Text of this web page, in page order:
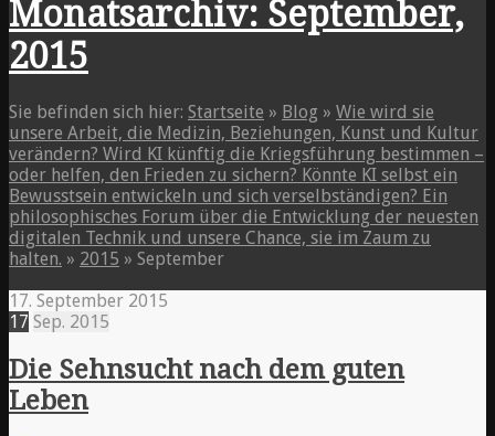
Monatsarchiv: September,
2015
Sie befinden sich hier: Startseite » Blog » Wie wird sie
unsere Arbeit, die Medizin, Beziehungen, Kunst und Kultur
verändern? Wird KI künftig die Kriegsführung bestimmen –
oder helfen, den Frieden zu sichern? Könnte KI selbst ein
Bewusstsein entwickeln und sich verselbständigen? Ein
philosophisches Forum über die Entwicklung der neuesten
digitalen Technik und unsere Chance, sie im Zaum zu
halten. » 2015 » September
17. September 2015
17 Sep. 2015
Die Sehnsucht nach dem guten
Leben